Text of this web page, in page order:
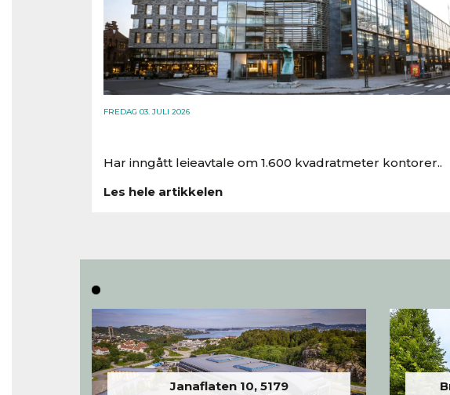
FREDAG 03. JULI 2026
Har inngått leieavtale om 1.600 kvadratmeter kontorer..
Les hele artikkelen
Janaflaten 10, 5179